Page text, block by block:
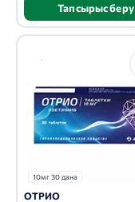
Тапсырыс беру
10мг 30 дана
ОТРИО